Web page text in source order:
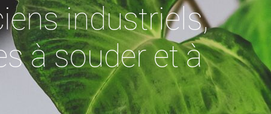
industriels,
à souder et à